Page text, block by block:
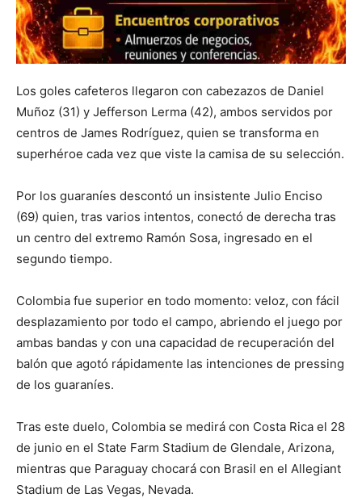
Los goles cafeteros llegaron con cabezazos de Daniel
Muñoz (31) y Jefferson Lerma (42), ambos servidos por
centros de James Rodríguez, quien se transforma en
superhéroe cada vez que viste la camisa de su selección.
Por los guaraníes descontó un insistente Julio Enciso
(69) quien, tras varios intentos, conectó de derecha tras
un centro del extremo Ramón Sosa, ingresado en el
segundo tiempo.
Colombia fue superior en todo momento: veloz, con fácil
desplazamiento por todo el campo, abriendo el juego por
ambas bandas y con una capacidad de recuperación del
balón que agotó rápidamente las intenciones de pressing
de los guaraníes.
Tras este duelo, Colombia se medirá con Costa Rica el 28
de junio en el State Farm Stadium de Glendale, Arizona,
mientras que Paraguay chocará con Brasil en el Allegiant
Stadium de Las Vegas, Nevada.